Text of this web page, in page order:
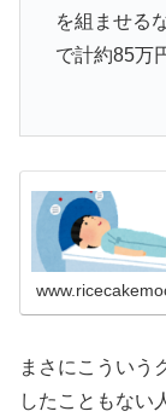
を組ませる
で計約85万
まさにこういう
したこともない